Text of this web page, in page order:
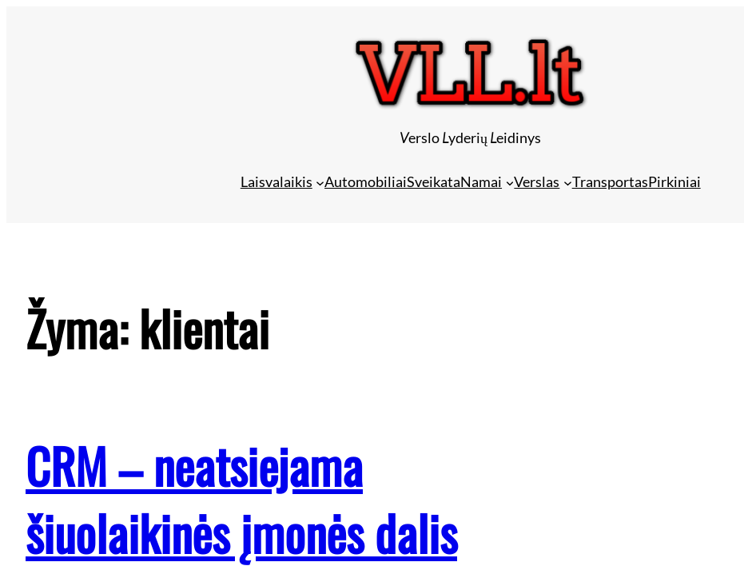
VersloLyderių Leidinys
Laisvalaikis AutomobiliaiSveikataNamai Verslas TransportasPirkiniai
Žyma:klientai
CRM – neatsiejama
šiuolaikinės įmonės dalis